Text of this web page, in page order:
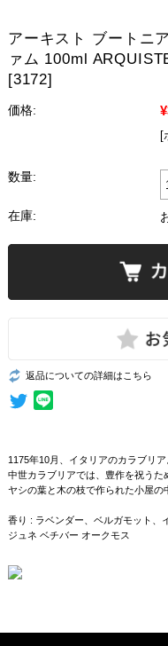
アーキスト ブートニ
ァム 100ml
[3172]
価格:
[
数量:
在庫:
返品についての詳細はこちら
1175年10月、イタリアのカラブリア
中世カラブリアでは、豊作を祝うた
ヤシの葉と木の枝で作られた小屋の
香り : ラベンダー、ベルガモット、
ジュネ ベチバー オークモス